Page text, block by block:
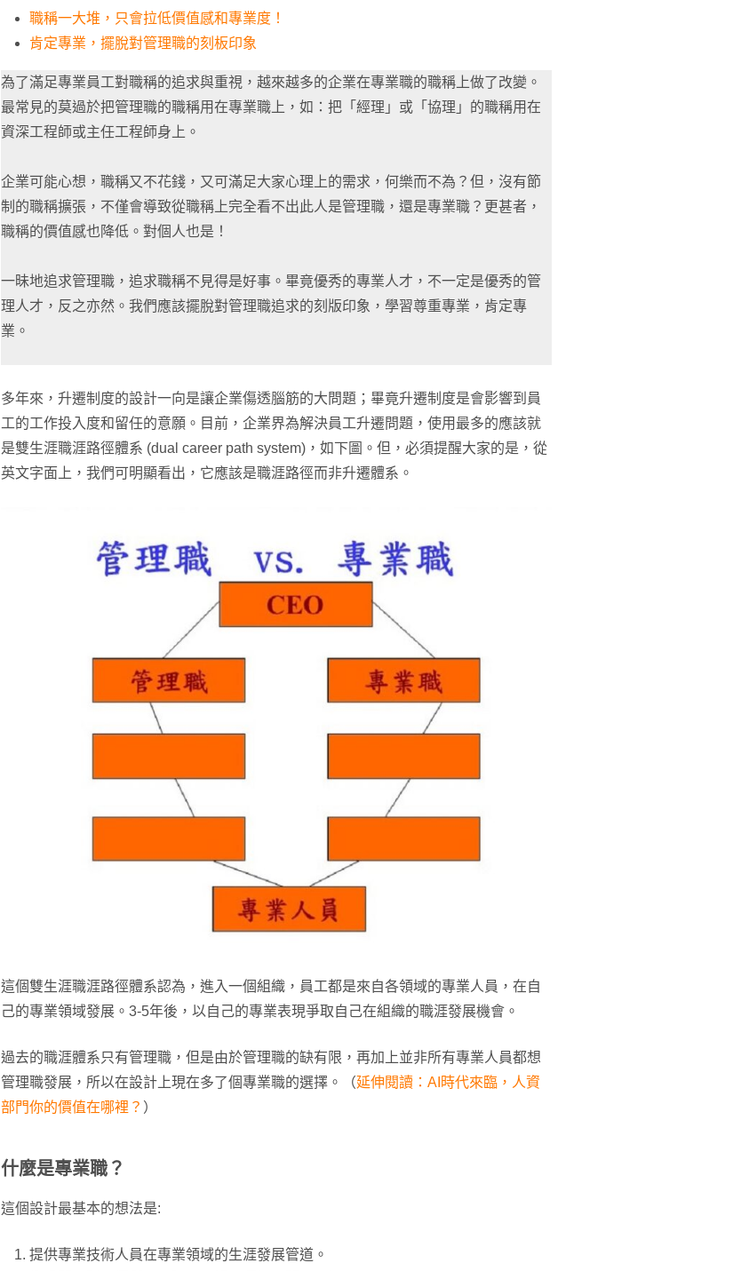
職稱一大堆，只會拉低價值感和專業度！
肯定專業，擺脫對管理職的刻板印象
為了滿足專業員工對職稱的追求與重視，越來越多的企業在專業職的職稱上做了改變。
最常見的莫過於把管理職的職稱用在專業職上，如：把「經理」或「協理」的職稱用在
資深工程師或主任工程師身上。
企業可能心想，職稱又不花錢，又可滿足大家心理上的需求，何樂而不為？但，沒有節
制的職稱擴張，不僅會導致從職稱上完全看不出此人是管理職，還是專業職？更甚者，
職稱的價值感也降低。對個人也是！
一昧地追求管理職，追求職稱不見得是好事。畢竟優秀的專業人才，不一定是優秀的管
理人才，反之亦然。我們應該擺脫對管理職追求的刻版印象，學習尊重專業，肯定專
業。
多年來，升遷制度的設計一向是讓企業傷透腦筋的大問題；畢竟升遷制度是會影響到員
工的工作投入度和留任的意願。目前，企業界為解決員工升遷問題，使用最多的應該就
是雙生涯職涯路徑體系 (dual career path system)，如下圖。但，必須提醒大家的是，從
英文字面上，我們可明顯看出，它應該是職涯路徑而非升遷體系。
這個雙生涯職涯路徑體系認為，進入一個組織，員工都是來自各領域的專業人員，在自
己的專業領域發展。3-5年後，以自己的專業表現爭取自己在組織的職涯發展機會。
過去的職涯體系只有管理職，但是由於管理職的缺有限，再加上並非所有專業人員都想
管理職發展，所以在設計上現在多了個專業職的選擇。（延伸閱讀：AI時代來臨，人資
部門你的價值在哪裡？ ）
什麼是專業職？
這個設計最基本的想法是:
提供專業技術人員在專業領域的生涯發展管道。